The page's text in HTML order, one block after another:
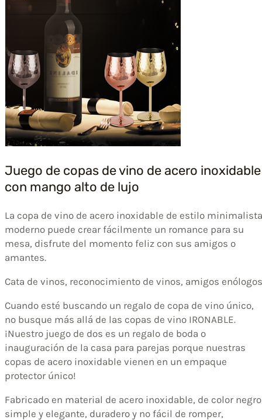
Juego de copas de vino de acero inoxidable
con mango alto de lujo
La copa de vino de acero inoxidable de estilo minimalista
moderno puede crear fácilmente un romance para su
mesa, disfrute del momento feliz con sus amigos o
amantes.
Cata de vinos, reconocimiento de vinos, amigos
Cuando esté buscando un regalo de copa de vino único,
no busque más allá de las copas de vino IRONABLE.
¡Nuestro juego de dos es un regalo de boda o
inauguración de la casa para parejas porque nuestras
copas de acero inoxidable vienen en un empaque
protector único!
Fabricado en material de acero inoxidable, de color
simple y elegante, duradero y no fácil de romper,